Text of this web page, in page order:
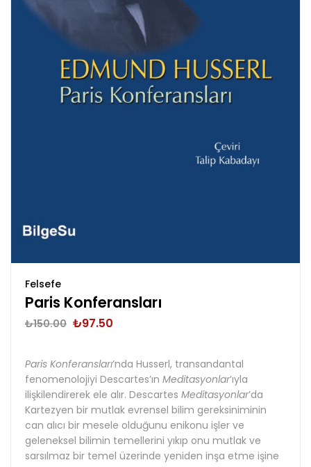
Felsefe
Paris Konferansları
₺150.00 ₺97.50
Paris Konferansları’nda Husserl, transandantal
fenomenolojiyi Descartes’ın Meditasyonlar’ıyla
ilişkilendirerek ele alır. Descartes Meditasyonlar’da
Kartezyen bir mutlak evrensel bilim gereksiniminin
can alıcı bir mesele olduğunu enikonu işler ve
geleneksel bilimin temellerini yıkıp onu mutlak ve
sarsılmaz bir temel üzerinde yeniden inşa etme işine